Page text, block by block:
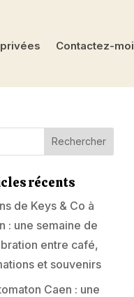
Contactez-moi
récents
de Keys & Co à
: une semaine de
entre café,
et souvenirs
Caen : une